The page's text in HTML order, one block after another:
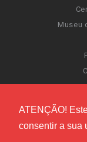
ATENÇÃO!
consentir a sua
Museu